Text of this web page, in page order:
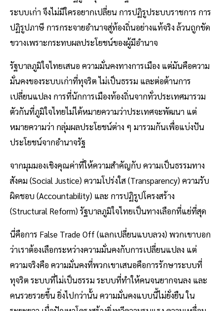
ระบบเก่า จึงไม่มีใครอยากเปลี่ยน การปฏิรูประบบราชการ การ
ปฏิรูปภาษี การกระจายอำนาจสู่ท้องถิ่นอย่างแท้จริง ล้วนถูกขัด
ขวางเพราะกระทบผลประโยชน์ของผู้มีอำนาจ
รัฐบาลภูมิใจไทยเสนอ ความมั่นคงทางการเมือง แต่มันคือความ
มั่นคงของระบบเก่าที่ทุจริต ไม่เป็นธรรม และต่อต้านการ
เปลี่ยนแปลง การที่นักการเมืองท้องถิ่นจากทั่วประเทศมารวม
ตัวกันที่ภูมิใจไทยไม่ได้หมายความว่าประเทศจะพัฒนา แต่
หมายความว่า กลุ่มผลประโยชน์ต่าง ๆ มารวมกันเพื่อแบ่งปัน
ประโยชน์จากอำนาจรัฐ
จากมุมมองเชิงคุณค่าที่ให้ความสำคัญกับ ความเป็นธรรมทาง
สังคม (Social Justice) ความโปร่งใส (Transparency) ความรับ
ผิดชอบ (Accountability) และ การปฏิรูปโครงสร้าง
(Structural Reform) รัฐบาลภูมิใจไทยเป็นทางเลือกที่แย่ที่สุด
นี่คือการ False Trade Off (แลกเปลี่ยนแบบลวง) พวกเขาบอก
ว่าเราต้องเลือกระหว่างความมั่นคงกับการเปลี่ยนแปลง แต่
ความจริงคือ ความมั่นคงที่พวกเขาเสนอคือการรักษาระบบที่
ทุจริต ระบบที่ไม่เป็นธรรม ระบบที่ทำให้คนจนยากจนลง และ
คนรวยรวยขึ้น ยิ่งไปกว่านั้น ความมั่นคงแบบนี้ไม่ยั่งยืน ใน